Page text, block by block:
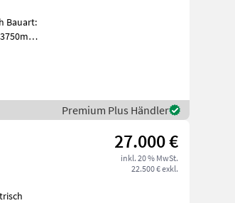
Bauart:
Premium Plus Händler
27.000 €
inkl. 20 % MwSt.
22.500 € exkl.